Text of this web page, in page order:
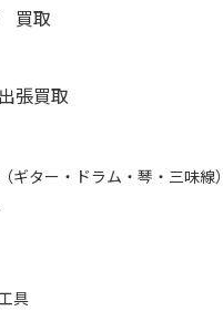
買取
張買取
ギター・ドラム・琴・三味線）
具